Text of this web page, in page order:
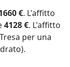
€. L'affitto
4128 €. L'affitto
per una